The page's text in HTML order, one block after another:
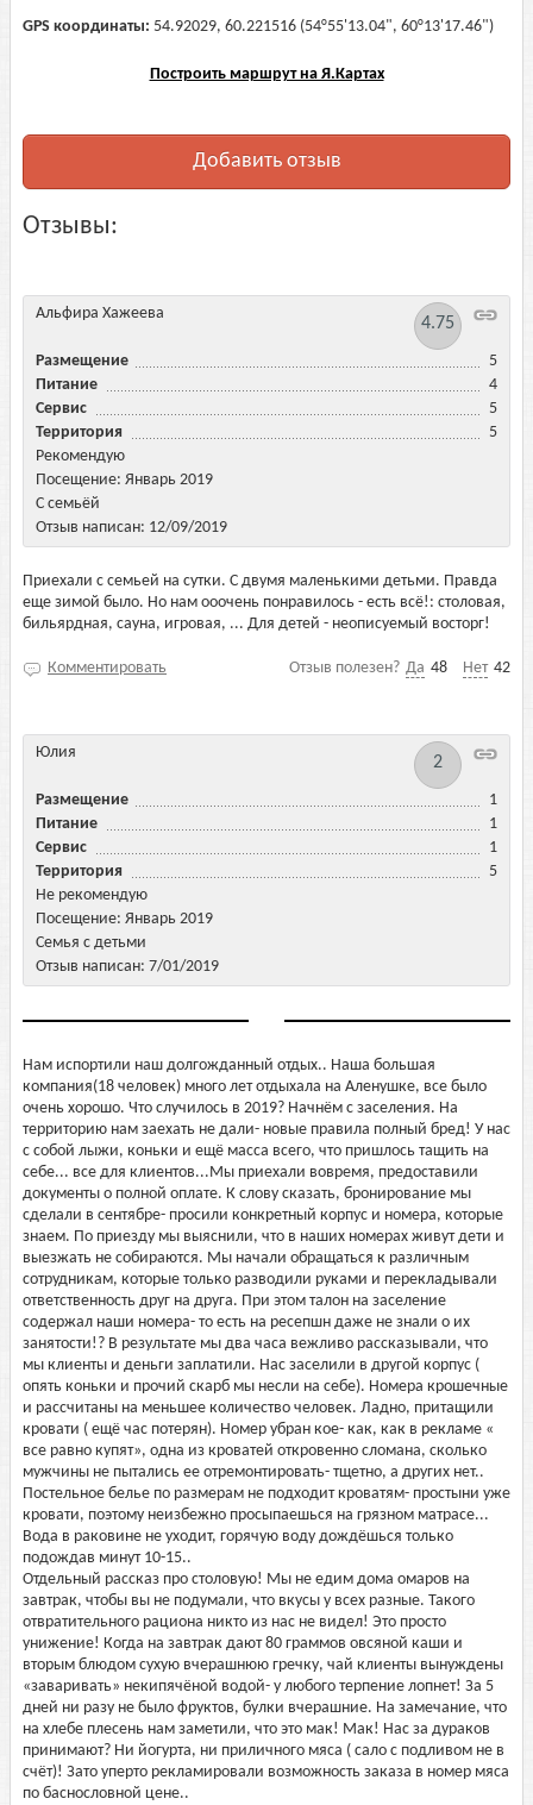
GPS координаты: 54.92029, 60.221516 (54°55'13.04", 60°13'17.46")
Построить маршрут на Я.Картах
Добавить отзыв
Отзывы:
Альфира Хажеева
4.75
Размещение
5
Питание
4
Сервис
5
Территория
5
Рекомендую
Посещение: Январь 2019
С семьёй
Отзыв написан: 12/09/2019
Приехали с семьей на сутки. С двумя маленькими детьми. Правда
еще зимой было. Но нам ооочень понравилось - есть всё!: столовая,
бильярдная, сауна, игровая, ... Для детей - неописуемый восторг!
Отзыв полезен? Да 48 Нет 42
Комментировать
Юлия
2
Размещение
1
Питание
1
Сервис
1
Территория
5
Не рекомендую
Посещение: Январь 2019
Семья с детьми
Отзыв написан: 7/01/2019
Нам испортили наш долгожданный отдых.. Наша большая
компания(18 человек) много лет отдыхала на Аленушке, все было
очень хорошо. Что случилось в 2019? Начнём с заселения. На
территорию нам заехать не дали- новые правила полный бред! У нас
с собой лыжи, коньки и ещё масса всего, что пришлось тащить на
себе... все для клиентов...Мы приехали вовремя, предоставили
документы о полной оплате. К слову сказать, бронирование мы
сделали в сентябре- просили конкретный корпус и номера, которые
знаем. По приезду мы выяснили, что в наших номерах живут дети и
выезжать не собираются. Мы начали обращаться к различным
сотрудникам, которые только разводили руками и перекладывали
ответственность друг на друга. При этом талон на заселение
содержал наши номера- то есть на ресепшн даже не знали о их
занятости!? В результате мы два часа вежливо рассказывали, что
мы клиенты и деньги заплатили. Нас заселили в другой корпус (
опять коньки и прочий скарб мы несли на себе). Номера крошечные
и рассчитаны на меньшее количество человек. Ладно, притащили
кровати ( ещё час потерян). Номер убран кое- как, как в рекламе «
все равно купят», одна из кроватей откровенно сломана, сколько
мужчины не пытались ее отремонтировать- тщетно, а других нет..
Постельное белье по размерам не подходит кроватям- простыни уже
кровати, поэтому неизбежно просыпаешься на грязном матрасе...
Вода в раковине не уходит, горячую воду дождёшься только
подождав минут 10-15..
Отдельный рассказ про столовую! Мы не едим дома омаров на
завтрак, чтобы вы не подумали, что вкусы у всех разные. Такого
отвратительного рациона никто из нас не видел! Это просто
унижение! Когда на завтрак дают 80 граммов овсяной каши и
вторым блюдом сухую вчерашнюю гречку, чай клиенты вынуждены
«заваривать» некипячёной водой- у любого терпение лопнет! За 5
дней ни разу не было фруктов, булки вчерашние. На замечание, что
на хлебе плесень нам заметили, что это мак! Мак! Нас за дураков
принимают? Ни йогурта, ни приличного мяса ( сало с подливом не в
счёт)! Зато уперто рекламировали возможность заказа в номер мяса
по баснословной цене..